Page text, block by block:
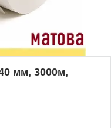
мм, 3000м,